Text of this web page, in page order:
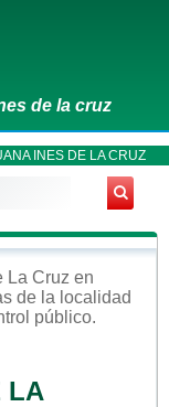
de la cruz
INES DE LA CRUZ
La Cruz en
de la localidad
público.
LA